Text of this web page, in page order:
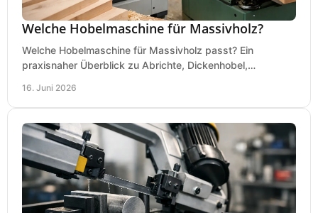
Welche Hobelmaschine für Massivholz?
Welche Hobelmaschine für Massivholz passt? Ein
praxisnaher Überblick zu Abrichte, Dickenhobel,
16. Juni 2026